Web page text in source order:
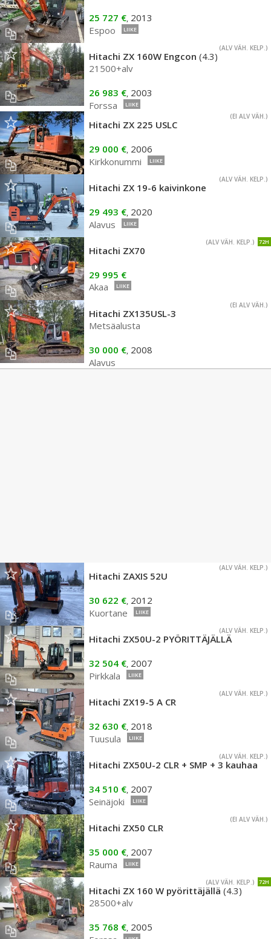
25 727 €, 2013
Espoo
LIIKE
(ALV VÄH. KELP.)
Hitachi ZX 160W Engcon (4.3)
21500+alv
26 983 €, 2003
Forssa
LIIKE
(EI ALV VÄH.)
Hitachi ZX 225 USLC
29 000 €, 2006
Kirkkonummi
LIIKE
(ALV VÄH. KELP.)
Hitachi ZX 19-6 kaivinkone
29 493 €, 2020
Alavus
LIIKE
72H
(ALV VÄH. KELP.)
Hitachi ZX70
29 995 €
Akaa
LIIKE
(EI ALV VÄH.)
Hitachi ZX135USL-3
Metsäalusta
30 000 €, 2008
Alavus
(ALV VÄH. KELP.)
Hitachi ZAXIS 52U
30 622 €, 2012
Kuortane
LIIKE
(ALV VÄH. KELP.)
Hitachi ZX50U-2 PYÖRITTÄJÄLLÄ
32 504 €, 2007
Pirkkala
LIIKE
(ALV VÄH. KELP.)
Hitachi ZX19-5 A CR
32 630 €, 2018
Tuusula
LIIKE
(ALV VÄH. KELP.)
Hitachi ZX50U-2 CLR + SMP + 3 kauhaa
34 510 €, 2007
Seinäjoki
LIIKE
(EI ALV VÄH.)
Hitachi ZX50 CLR
35 000 €, 2007
Rauma
LIIKE
72H
(ALV VÄH. KELP.)
Hitachi ZX 160 W pyörittäjällä (4.3)
28500+alv
35 768 €, 2005